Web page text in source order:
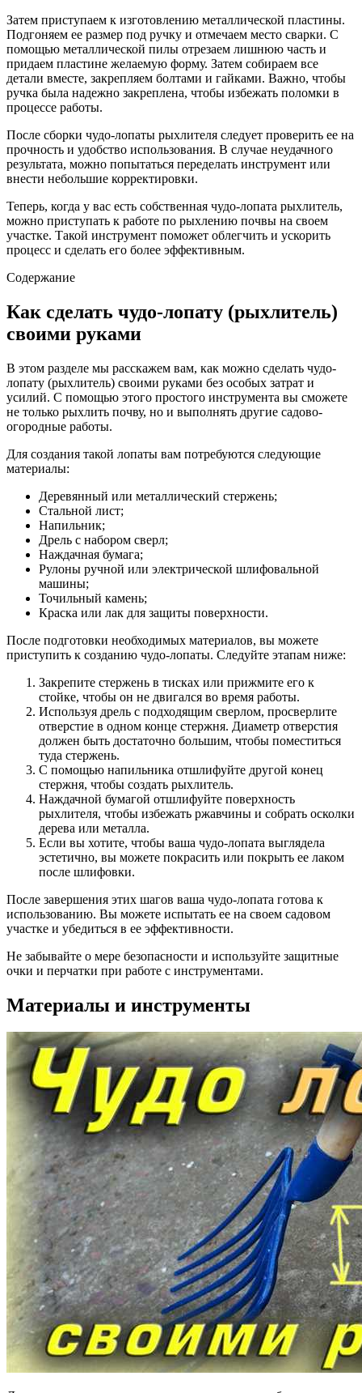
Затем приступаем к изготовлению металлической пластины.
Подгоняем ее размер под ручку и отмечаем место сварки. С
помощью металлической пилы отрезаем лишнюю часть и
придаем пластине желаемую форму. Затем собираем все
детали вместе, закрепляем болтами и гайками. Важно, чтобы
ручка была надежно закреплена, чтобы избежать поломки в
процессе работы.
После сборки чудо-лопаты рыхлителя следует проверить ее на
прочность и удобство использования. В случае неудачного
результата, можно попытаться переделать инструмент или
внести небольшие корректировки.
Теперь, когда у вас есть собственная чудо-лопата рыхлитель,
можно приступать к работе по рыхлению почвы на своем
участке. Такой инструмент поможет облегчить и ускорить
процесс и сделать его более эффективным.
Содержание
Как сделать чудо-лопату (рыхлитель)
своими руками
В этом разделе мы расскажем вам, как можно сделать чудо-
лопату (рыхлитель) своими руками без особых затрат и
усилий. С помощью этого простого инструмента вы сможете
не только рыхлить почву, но и выполнять другие садово-
огородные работы.
Для создания такой лопаты вам потребуются следующие
материалы:
Деревянный или металлический стержень;
Стальной лист;
Напильник;
Дрель с набором сверл;
Наждачная бумага;
Рулоны ручной или электрической шлифовальной
машины;
Точильный камень;
Краска или лак для защиты поверхности.
После подготовки необходимых материалов, вы можете
приступить к созданию чудо-лопаты. Следуйте этапам ниже:
Закрепите стержень в тисках или прижмите его к
стойке, чтобы он не двигался во время работы.
Используя дрель с подходящим сверлом, просверлите
отверстие в одном конце стержня. Диаметр отверстия
должен быть достаточно большим, чтобы поместиться
туда стержень.
С помощью напильника отшлифуйте другой конец
стержня, чтобы создать рыхлитель.
Наждачной бумагой отшлифуйте поверхность
рыхлителя, чтобы избежать ржавчины и собрать осколки
дерева или металла.
Если вы хотите, чтобы ваша чудо-лопата выглядела
эстетично, вы можете покрасить или покрыть ее лаком
после шлифовки.
После завершения этих шагов ваша чудо-лопата готова к
использованию. Вы можете испытать ее на своем садовом
участке и убедиться в ее эффективности.
Не забывайте о мере безопасности и используйте защитные
очки и перчатки при работе с инструментами.
Материалы и инструменты